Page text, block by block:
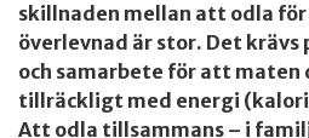
skillnaden mellan att odla
överlevnad är stor. Det krävs
och samarbete för att maten
tillräckligt med energi
Att odla tillsammans – i